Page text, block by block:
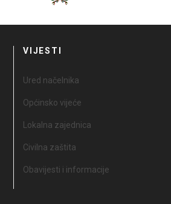
VIJESTI
Ured načelnika
Općinsko vijeće
Lokalna zajednica
Civilna zaštita
Obavijesti i informacije